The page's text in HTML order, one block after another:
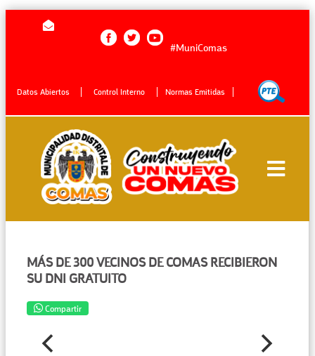
#MuniComas
Datos Abiertos Control Interno Normas Emitidas
MÁS DE 300 VECINOS DE COMAS RECIBIERON
SU DNI GRATUITO
Compartir